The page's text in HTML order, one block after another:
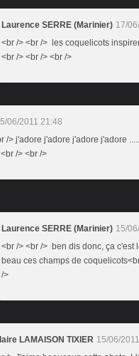
Laurence SERRE (Marinier) 17/
<br /> <br /> les coquelicots
<br /> <br /> <br />
06/2011 21:48
/> j'adore j'adore j'adore j'adore
/> <br />
Laurence SERRE (Marinier) 15/
<br /> <br /> ben dis donc, ça c'est
beau ces champs de
/>
LAMAISON TIXIER 15/06/